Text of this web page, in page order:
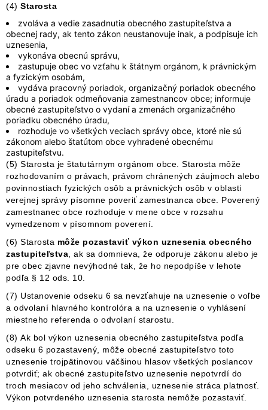
(4) Starosta
zvoláva a vedie zasadnutia obecného zastupiteľstva a
obecnej rady, ak tento zákon neustanovuje inak, a podpisuje ich
uznesenia,
vykonáva obecnú správu,
zastupuje obec vo vzťahu k štátnym orgánom, k právnickým
a fyzickým osobám,
vydáva pracovný poriadok, organizačný poriadok obecného
úradu a poriadok odmeňovania zamestnancov obce; informuje
obecné zastupiteľstvo o vydaní a zmenách organizačného
poriadku obecného úradu,
rozhoduje vo všetkých veciach správy obce, ktoré nie sú
zákonom alebo štatútom obce vyhradené obecnému
zastupiteľstvu.
(5) Starosta je štatutárnym orgánom obce. Starosta môže
rozhodovaním o právach, právom chránených záujmoch alebo
povinnostiach fyzických osôb a právnických osôb v oblasti
verejnej správy písomne poveriť zamestnanca obce. Poverený
zamestnanec obce rozhoduje v mene obce v rozsahu
vymedzenom v písomnom poverení.
(6) Starosta môže pozastaviť výkon uznesenia obecného
zastupiteľstva , ak sa domnieva, že odporuje zákonu alebo je
pre obec zjavne nevýhodné tak, že ho nepodpíše v lehote
podľa § 12 ods. 10.
(7) Ustanovenie odseku 6 sa nevzťahuje na uznesenie o voľbe
a odvolaní hlavného kontrolóra a na uznesenie o vyhlásení
miestneho referenda o odvolaní starostu.
(8) Ak bol výkon uznesenia obecného zastupiteľstva podľa
odseku 6 pozastavený, môže obecné zastupiteľstvo toto
uznesenie trojpätinovou väčšinou hlasov všetkých poslancov
potvrdiť; ak obecné zastupiteľstvo uznesenie nepotvrdí do
troch mesiacov od jeho schválenia, uznesenie stráca platnosť.
Výkon potvrdeného uznesenia starosta nemôže pozastaviť.